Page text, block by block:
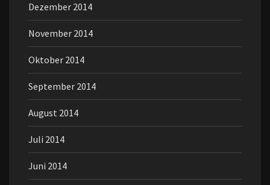
Dezember 2014
November 2014
Oktober 2014
September 2014
August 2014
Juli 2014
Juni 2014